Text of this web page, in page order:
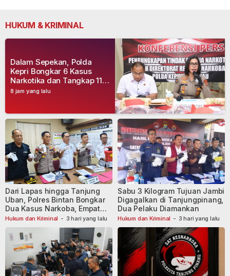
HUKUM & KRIMINAL
8 jam yang lalu
Dalam Sepekan, Polda
Kepri Bongkar 6 Kasus
Narkotika dan Tangkap 11
Tersangka
Hukum dan Kriminal - 3 hari yang lalu
Dari Lapas hingga Tanjung
Uban, Polres Bintan Bongkar
Dua Kasus Narkoba, Empat
Tersangka Dibekuk
Hukum dan Kriminal - 3 hari yang lalu
Sabu 3 Kilogram Tujuan Jambi
Digagalkan di Tanjungpinang,
Dua Pelaku Diamankan